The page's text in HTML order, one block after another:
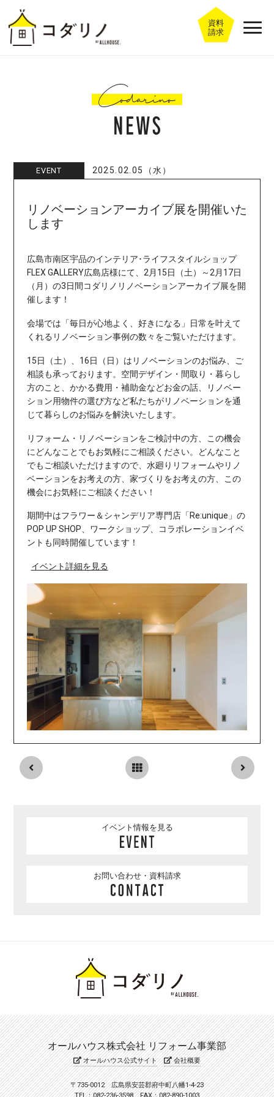
資料
請求
EVENT 2025.02.05（水）
リノベーションアーカイブ展を開催いた
します
広島市南区宇品のインテリア･ライフスタイルショップ
FLEX GALLERY広島店様にて、2月15日（土）～2月17日
（月）の3日間コダリノリノベーションアーカイブ展を開
催します！
会場では「毎日が心地よく、好きになる」日常を叶えて
くれるリノベーション事例の数々をご覧いただけます。
15日（土）、16日（日）はリノベーションのお悩み、ご
相談も承っております。 空間デザイン・間取り・暮らし
方のこと、かかる費用・補助金などお金の話、リノベー
ション用物件の選び方など私たちがリノベーションを通
じて暮らしのお悩みを解決いたします。
リフォーム・リノベーションをご検討中の方、この機会
にどんなことでもお気軽にご相談ください。
どんなこと
でもご相談いただけますので、水廻りリフォームやリノ
ベーションをお考えの方、家づくりをお考えの方、この
機会にお気軽にご相談ください！
期間中はフラワー＆シャンデリア専門店「Re:unique」の
POP UP SHOP、ワークショップ、コラボレーションイベ
ントも同時開催しています！
イベント詳細を見る
イベント情報を見る
お問い合わせ・資料請求
オールハウス株式会社 リフォーム事業部
オールハウス公式サイト 会社概要
〒735-0012 広島県安芸郡府中町八幡1-4-23